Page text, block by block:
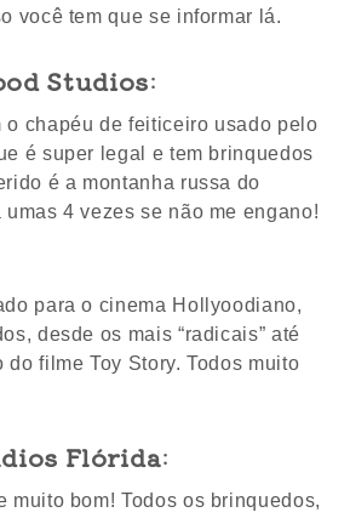
você tem que se informar lá.
Studios:
o chapéu de feiticeiro usado pelo
é super legal e tem brinquedos
é a montanha russa do
4 vezes se não me engano!
para o cinema Hollyoodiano,
desde os mais “radicais” até
do filme Toy Story. Todos muito
Flórida:
muito bom! Todos os brinquedos,